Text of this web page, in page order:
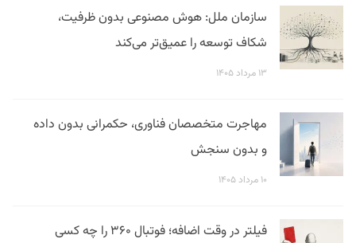
سازمان ملل: هوش مصنوعی بدون ظرفیت،
شکاف توسعه را عمیق‌تر می‌کند
۱۳ مرداد ۱۴۰۵
مهاجرت متخصصان فناوری، حکمرانی بدون داده
و بدون سنجش
۱۰ مرداد ۱۴۰۵
فیلتر در وقت اضافه؛ فوتبال ۳۶۰ را چه کسی